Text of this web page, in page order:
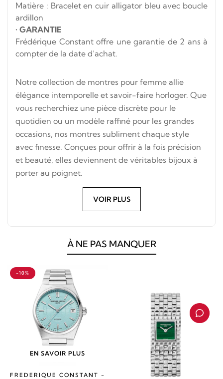
Matière : Bracelet en cuir alligator bleu avec boucle
ardillon
• GARANTIE
Frédérique Constant offre une garantie de 2 ans à
compter de la date d’achat.
Notre collection de montres pour femme allie
élégance intemporelle et savoir-faire horloger. Que
vous recherchiez une pièce discrète pour le
quotidien ou un modèle raffiné pour les grandes
occasions, nos montres subliment chaque style
avec finesse. Conçues pour offrir à la fois précision
et beauté, elles deviennent de véritables bijoux à
porter au poignet.
VOIR PLUS
À NE PAS MANQUER
EN SAVOIR PLUS
-10%
FREDERIQUE CONSTANT -